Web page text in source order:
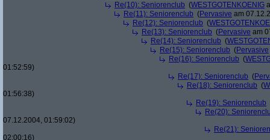
Re(10): Seniorenclub (WESTGOTENKOENIG
Re(11): Seniorenclub (Pervasive am
Re(12): Seniorenclub (
Re(13): Seniorenclub (Pervasive am
Re(14): Seniorenclub (
Re(15): Seniorenclub (Pervasive
Re(16): Seniorenclub (
01:52:59)
Re(17): Seniorenclub (
Re(18): Seniorenclub (
01:56:38)
Re(19): Seniorenclub
Re(20):
07.12.2004, 01:59:02)
Re(21):
02:00:16)